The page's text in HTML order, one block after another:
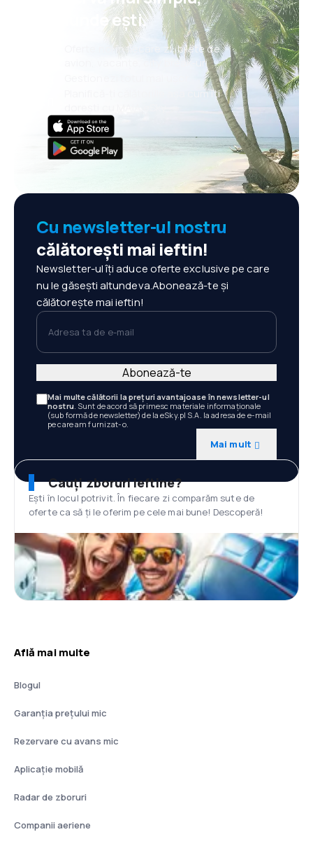
oriunde ești.
Oferte noi în fiecare zi: bilete de
avion, vacanțe, city break-uri
Planifică-ți călătoriile așa cum îți
Cu newsletter-ul nostru
călătorești mai ieftin!
Newsletter-ul îți aduce oferte exclusive pe care
nu le găsești altundeva.Abonează-te și
călătorește mai ieftin!
Adresa ta de e-mail
Mai multe călătorii la prețuri avantajoase în newsletter-ul
nostru. Sunt de acord să primesc materiale informaționale
(sub formă de newsletter) de la eSky.pl S.A. la adresa de e-mail
pe care am furnizat-o.
Mai mult
Abonează-te
Cauți zboruri ieftine?
Ești în locul potrivit. În fiecare zi comparăm sute de
oferte ca să ți le oferim pe cele mai bune! Descoperă!
Află mai multe
Blogul
Garanția prețului mic
Rezervare cu avans mic
Aplicație mobilă
Radar de zboruri
Companii aeriene